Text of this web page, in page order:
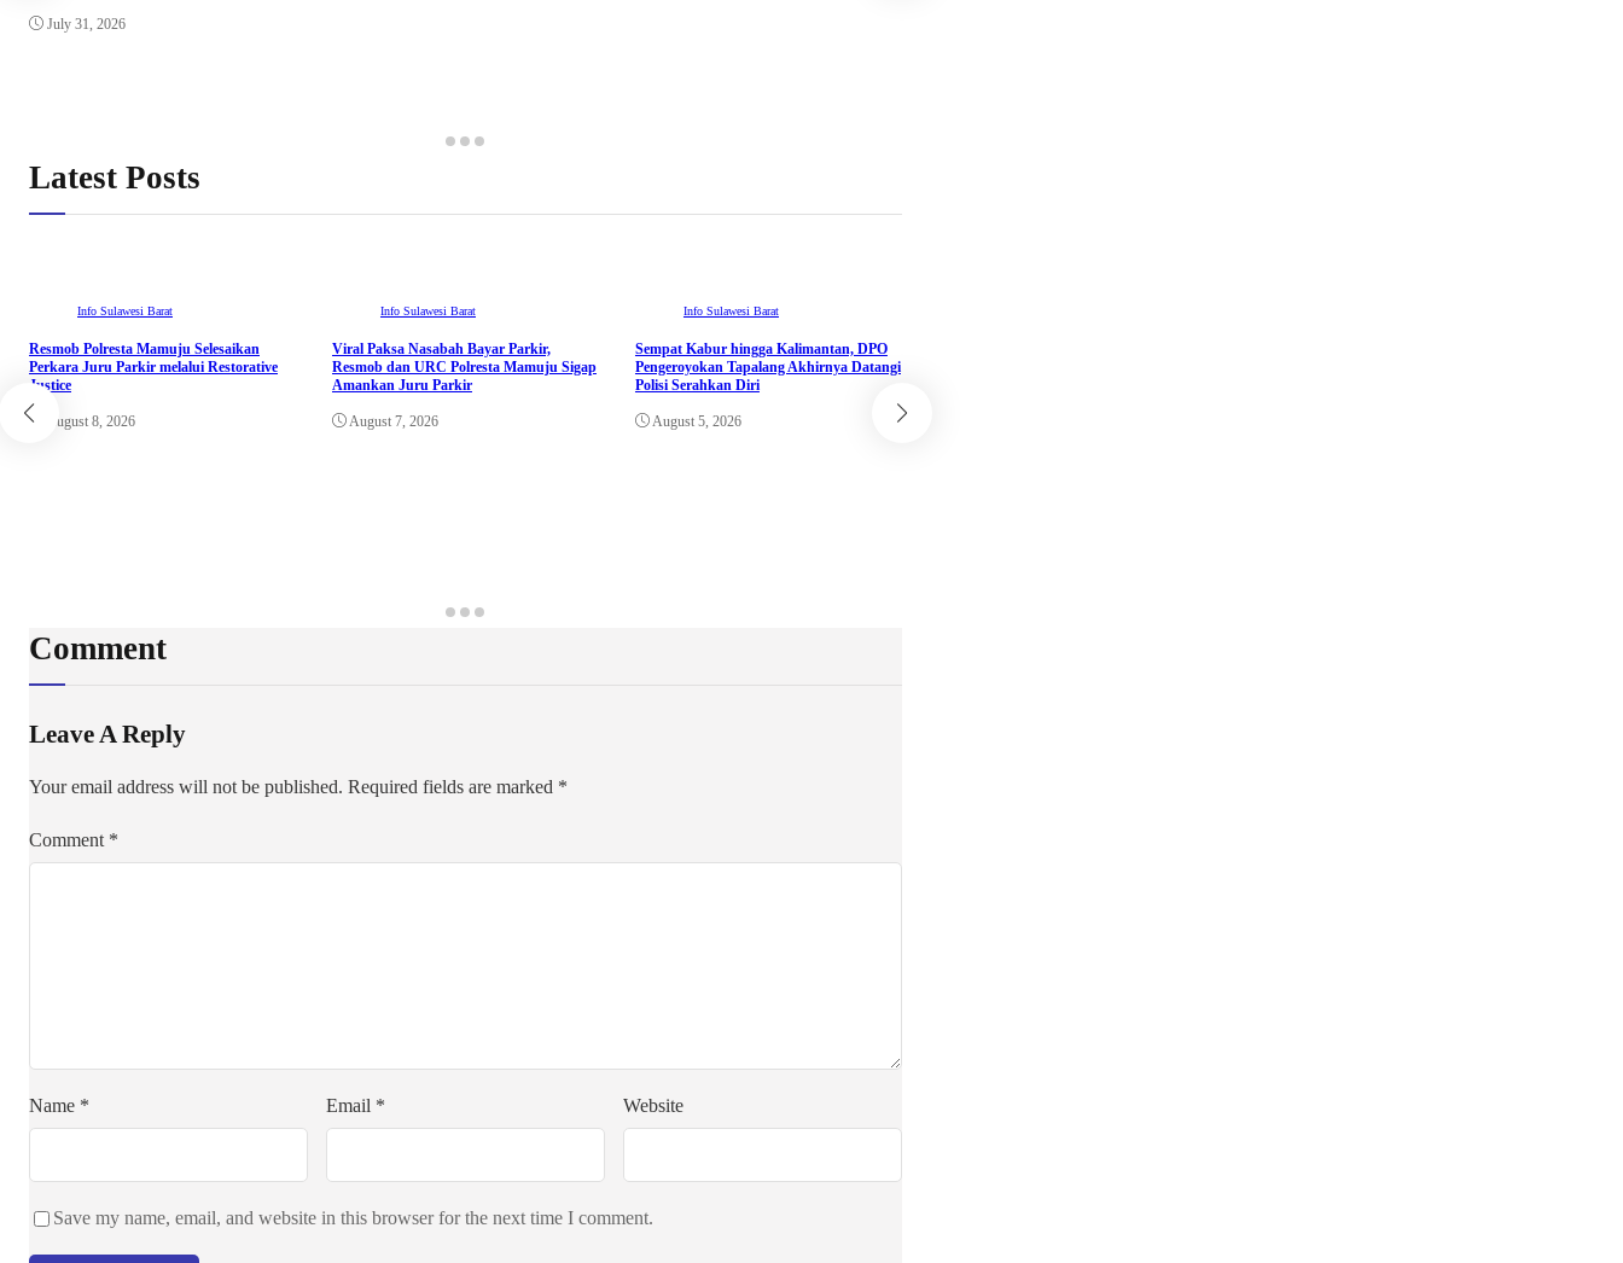
July 31, 2026
Latest Posts
Info Sulawesi Barat
Resmob Polresta Mamuju Selesaikan
Perkara Juru Parkir melalui Restorative
Justice
August 8, 2026
Info Sulawesi Barat
Viral Paksa Nasabah Bayar Parkir,
Resmob dan URC Polresta Mamuju Sigap
Amankan Juru Parkir
August 7, 2026
Info Sulawesi Barat
Sempat Kabur hingga Kalimantan, DPO
Pengeroyokan Tapalang Akhirnya Datangi
Polisi Serahkan Diri
August 5, 2026
Comment
Leave A Reply
Your email address will not be published. Required fields are marked *
Comment *
Name * Email * Website
Save my name, email, and website in this browser for the next time I comment.